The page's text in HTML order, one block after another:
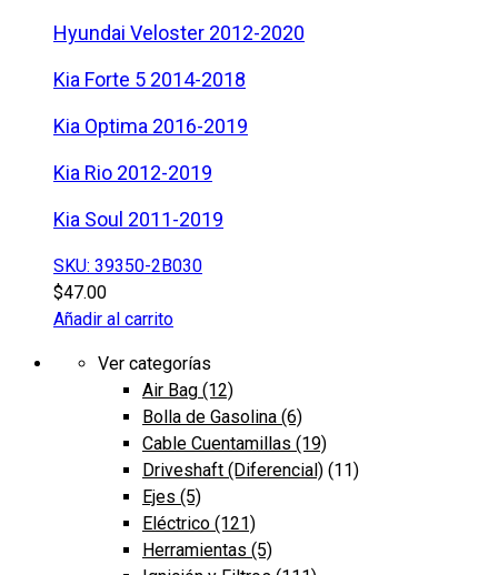
Hyundai Veloster 2012-2020
Kia Forte 5 2014-2018
Kia Optima 2016-2019
Kia Rio 2012-2019
Kia Soul 2011-2019
SKU: 39350-2B030
$47.00
Añadir al carrito
Ver categorías
Air Bag (12)
Bolla de Gasolina (6)
Cable Cuentamillas (19)
Driveshaft (Diferencial) (11)
Ejes (5)
Eléctrico (121)
Herramientas (5)